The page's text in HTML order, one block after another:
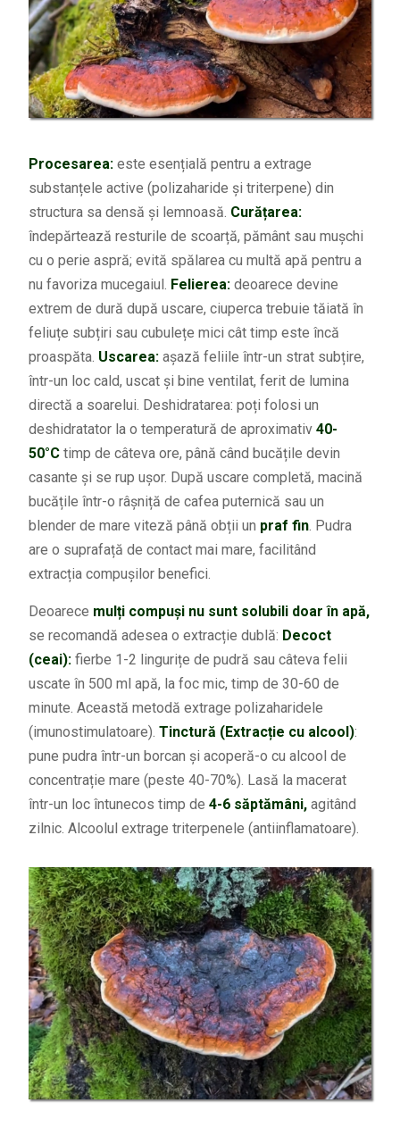
Procesarea: este esențială pentru a extrage
substanțele active (polizaharide și triterpene) din
structura sa densă și lemnoasă. Curățarea:
îndepărtează resturile de scoarță, pământ sau mușchi
cu o perie aspră; evită spălarea cu multă apă pentru a
nu favoriza mucegaiul. Felierea: deoarece devine
extrem de dură după uscare, ciuperca trebuie tăiată în
feliuțe subțiri sau cubulețe mici cât timp este încă
proaspăta. Uscarea:așază feliile într-un strat subțire,
într-un loc cald, uscat și bine ventilat, ferit de lumina
directă a soarelui. Deshidratarea: poți folosi un
deshidratator la o temperatură de aproximativ 40-
50°Ctimp de câteva ore, până când bucățile devin
casante și se rup ușor. După uscare completă, macină
bucățile într-o râșniță de cafea puternică sau un
blender de mare viteză până obții un praf fin. Pudra
are o suprafață de contact mai mare, facilitând
extracția compușilor benefici.
Deoarece mulți compuși nu sunt solubili doar în apă,
se recomandă adesea o extracție dublă: Decoct
(ceai):fierbe 1-2 lingurițe de pudră sau câteva felii
uscate în 500 ml apă, la foc mic, timp de 30-60 de
minute. Această metodă extrage polizaharidele
(imunostimulatoare). Tinctură (Extracție cu alcool):
pune pudra într-un borcan și acoperă-o cu alcool de
concentrație mare (peste 40-70%). Lasă la macerat
într-un loc întunecos timp de 4-6 săptămâni,agitând
zilnic. Alcoolul extrage triterpenele (antiinflamatoare).